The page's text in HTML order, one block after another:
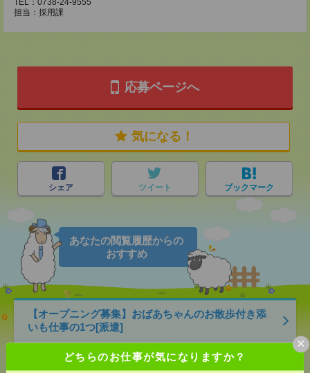
どちらのお仕事が気になりますか？
×
TEL：0738-24-9555
担当：採用課
応募ページへ
気になる！
シェア ツイート ブックマーク
あなたの閲覧履歴からの
おすすめ
【オープニング募集】おばあちゃんのお散歩付き添
いも仕事の1つ[派遣]
無資格未経験：時給1300円～ ■週払い
OK ■扶養内OK ■日収1万400円以上